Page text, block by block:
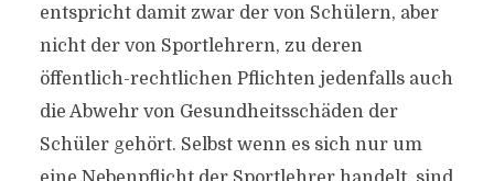
entspricht damit zwar der von Schülern, aber
nicht der von Sportlehrern, zu deren
öffentlich-rechtlichen Pflichten jedenfalls auch
die Abwehr von Gesundheitsschäden der
Schüler gehört. Selbst wenn es sich nur um